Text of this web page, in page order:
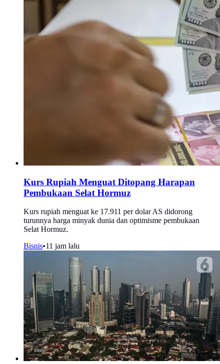
Kurs Rupiah Menguat Ditopang Harapan
Pembukaan Selat Hormuz
Kurs rupiah menguat ke 17.911 per dolar AS didorong
turunnya harga minyak dunia dan optimisme pembukaan
Selat Hormuz.
Bisnis•11 jam lalu